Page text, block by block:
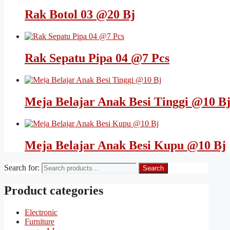
Rak Botol 03 @20 Bj
Rak Sepatu Pipa 04 @7 Pcs
Meja Belajar Anak Besi Tinggi @10 Bj
Meja Belajar Anak Besi Kupu @10 Bj
Search for: Search
Product categories
Electronic
Furniture